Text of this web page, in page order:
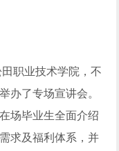
职业技术学院，不
办了专场宣讲会。
场毕业生全面介绍
求及福利体系，并